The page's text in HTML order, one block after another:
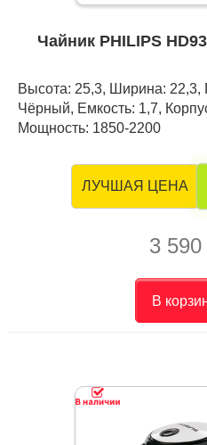
Чайник PHILIPS
Высота: 25,3, Ширина: 22,3,
Чёрный, Емкость: 1,7,
Мощность: 1850-2200
ЛУЧШАЯ ЦЕНА
3 590
В